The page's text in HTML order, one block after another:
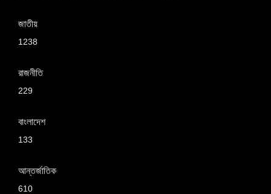
জাতীয়
1238
রাজনীতি
229
বাংলাদেশ
133
আন্তর্জাতিক
610